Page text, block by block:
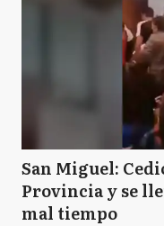
San Miguel:
Provincia y se
mal tiempo